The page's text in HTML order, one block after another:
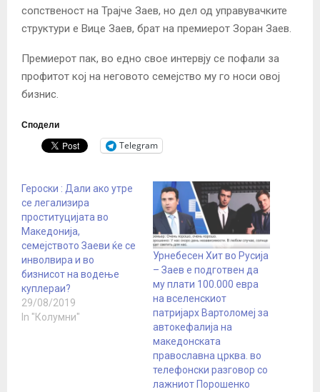
сопственост на Трајче Заев, но дел од управувачките
структури е Вице Заев, брат на премиерот Зоран Заев.
Премиерот пак, во едно свое интервју се пофали за
профитот кој на неговото семејство му го носи овој
бизнис.
Сподели
Telegram
Героски : Дали ако утре
се легализира
проституцијата во
Македонија,
семејството Заеви ќе се
инволвира и во
бизнисот на водење
куплераи?
29/08/2019
In "Колумни"
Урнебесен Хит во Русија
– Заев е подготвен да
му плати 100.000 евра
на вселенскиот
патријарх Вартоломеј за
автокефалија на
македонската
православна црква. во
телефонски разговор со
лажниот Порошенко